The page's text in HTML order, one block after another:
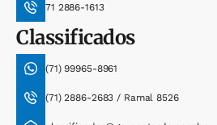
71 2886-1613
Classificados
(71) 99965-8961
(71) 2886-2683 / Ramal 8526